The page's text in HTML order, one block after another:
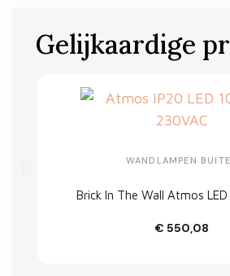
Gelijkaardige
WANDLAMPEN
Brick In The Wall Atmos
€ 550,08
Customize